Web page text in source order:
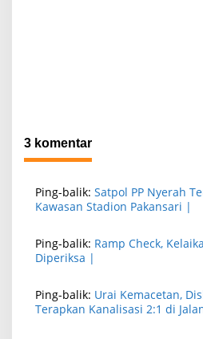
3 komentar
Ping-balik: Satpol PP Nyerah
Kawasan Stadion Pakansari |
Ping-balik: Ramp Check,
Diperiksa |
Ping-balik: Urai Kemacetan,
Terapkan Kanalisasi 2:1 di